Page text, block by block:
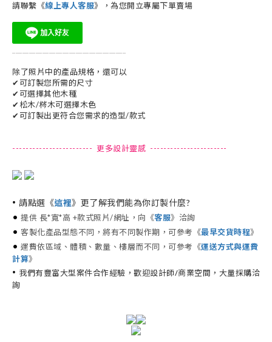
請聯繫《線上專人客服》，為您開立專屬下單賣場
除了照片中的產品規格，還可以
✔可訂製您所需的尺寸
✔可選擇其他木種
✔松木/梣木可選擇木色
✔可訂製出更符合您需求的造型/款式
------------------------ 更多設計靈感 -----------------------
• 請點選《這裡》更了解我們能為你訂製什麼?
• 提供 長*寬*高 +款式照片/網址，向《客服》洽詢
• 客製化產品型態不同，將有不同製作期，可參考《最早交貨時程》
• 運費依區域、體積、數量、樓層而不同，可參考《運送方式與運費
計算》
• 我們有豐富大型案件合作經驗，歡迎設計師/商業空間，大量採購洽
詢